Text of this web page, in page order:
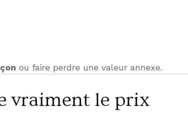
ou faire perdre une valeur annexe.
vraiment le prix